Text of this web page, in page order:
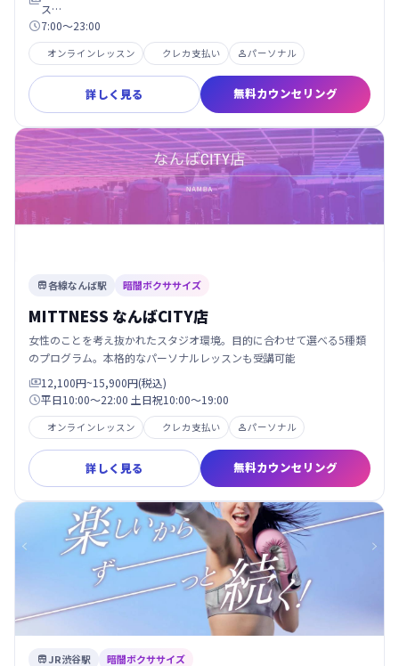
ス…
7:00〜23:00
オンラインレッスン クレカ支払い パーソナル
詳しく見る 無料カウンセリング
各線なんば駅 暗闇ボクササイズ
MITTNESS なんばCITY店
女性のことを考え抜かれたスタジオ環境。目的に合わせて選べる5種類
のプログラム。本格的なパーソナルレッスンも受講可能
12,100円~15,900円(税込)
平日10:00～22:00 土日祝10:00～19:00
オンラインレッスン クレカ支払い パーソナル
詳しく見る 無料カウンセリング
 JR渋谷駅 暗闇ボクササイズ